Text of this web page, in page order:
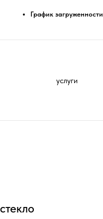
услуги
График загруженности